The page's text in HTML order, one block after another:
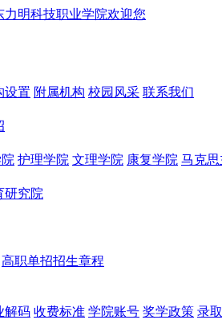
设置 附属机构 校园风采 联系我们
护理学院 文理学院 康复学院 马克
研究院
高职单招招生章程
解码 收费标准 学院账号 奖学政策 录